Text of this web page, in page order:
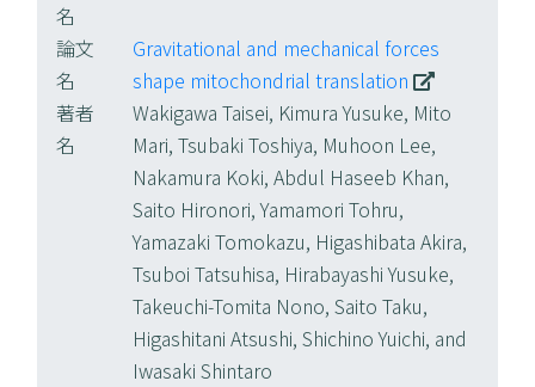
名
論文
名
Gravitational and mechanical forces
shape mitochondrial translation
著者
名
Wakigawa Taisei, Kimura Yusuke, Mito
Mari, Tsubaki Toshiya, Muhoon Lee,
Nakamura Koki, Abdul Haseeb Khan,
Saito Hironori, Yamamori Tohru,
Yamazaki Tomokazu, Higashibata Akira,
Tsuboi Tatsuhisa, Hirabayashi Yusuke,
Takeuchi-Tomita Nono, Saito Taku,
Higashitani Atsushi, Shichino Yuichi, and
Iwasaki Shintaro